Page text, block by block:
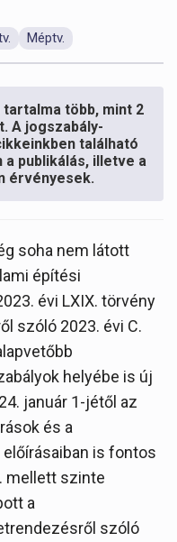
Méptv.
több, mint 2
A jogszabály-
található
publikálás, illetve a
érvényesek.
soha nem látott
építési
évi LXIX. törvény
szóló 2023. évi C.
helyébe is új
január 1-jétől az
és a
is fontos
mellett szinte
a
szóló